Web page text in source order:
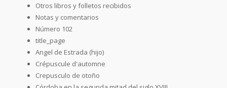
Otros libros y folletos recibidos
Notas y comentarios
Número 102
title_page
Angel de Estrada (hijo)
Crépuscule d'automne
Crepusculo de otoño